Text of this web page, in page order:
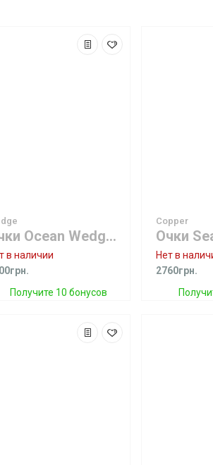
Очки Ocean Wedge 5-Layers brown with green revo
в наличии
Получите 10 бонусов
Copper
Нет в
2760грн.